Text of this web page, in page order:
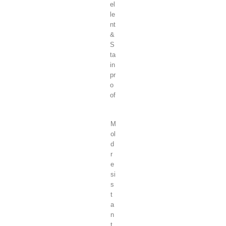
el
le
nt
&
S
ta
in
pr
o
of
M
ol
d
r
e
si
s
t
a
n